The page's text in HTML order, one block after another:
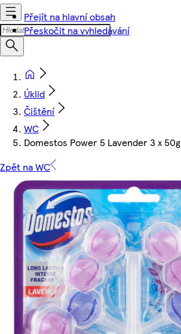
Přejít na hlavní obsah
Přeskočit na vyhledávání
Úklid
Čištění
WC
Domestos Power 5 Lavender 3 x 50g
Zpět na WC